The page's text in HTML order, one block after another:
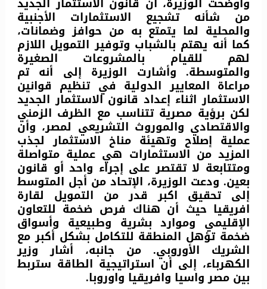
من شأنه تشجيع الاستثمارات الأجنبية
والمحلية لما يتمتع به من حوافز وضمانات،
كما أنه يهتم بالشباب وتوفير التمويل اللازم
لهم للقيام بالمشروعات الصغيرة
والمتوسطة. وأشارت الوزيرة إلى أنه تم
مراعاة المعايير الدولية في تنظيم قوانين
الاستثمار اثناء إعداد قانون الاستثمار الجديد
لكن برؤية مصرية تتناسب مع الظرف الزمني
والاقتصادي والموروث التشريعي لمصر، وأن
عملية إصلاح وتهيئة مناخ الاستثمار لجذب
المزيد من الاستثمارات هي عملية متواصلة
ومتتابعة لا تقتصر على إجراء واحد أو قانون
بعين. ودعت الوزيرة، الإتحاد من أجل المتوسط
إلى تحقيق اكبر قدر من التمويل لقارة
افريقيا حيث أن هناك فرص ضخمة للتعاون
الإقليمي وموارد بشرية وطبيعية وأسواق
ضخمة تؤهل المنطقة للتكامل بشكل أكبر مع
الشريك الأوروبي. من جانبه، أشار وزير
الكهرباء، إلى أن استراتيجية الطاقة ستربط
بين مصر واسيا وافريقيا واوروبا.